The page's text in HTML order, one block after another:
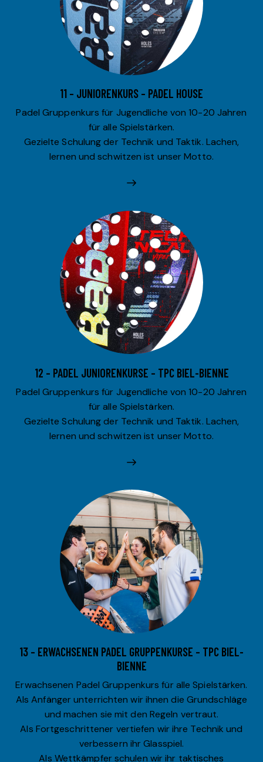
11 – JUNIORENKURS – PADEL HOUSE
Padel Gruppenkurs für Jugendliche von 10-20 Jahren
für alle Spielstärken.
Gezielte Schulung der Technik und Taktik. Lachen,
lernen und schwitzen ist unser Motto.
12 – PADEL JUNIORENKURSE – TPC BIEL-BIENNE
Padel Gruppenkurs für Jugendliche von 10-20 Jahren
für alle Spielstärken.
Gezielte Schulung der Technik und Taktik. Lachen,
lernen und schwitzen ist unser Motto.
13 – ERWACHSENEN PADEL GRUPPENKURSE – TPC BIEL-
BIENNE
Erwachsenen Padel Gruppenkurs für alle Spielstärken.
Als Anfänger unterrichten wir ihnen die Grundschläge
und machen sie mit den Regeln vertraut.
Als Fortgeschrittener vertiefen wir ihre Technik und
verbessern ihr Glasspiel.
Als Wettkämpfer schulen wir ihr taktisches